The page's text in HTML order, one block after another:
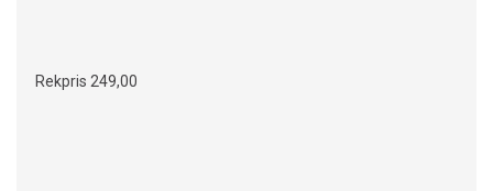
Rekpris 249,00